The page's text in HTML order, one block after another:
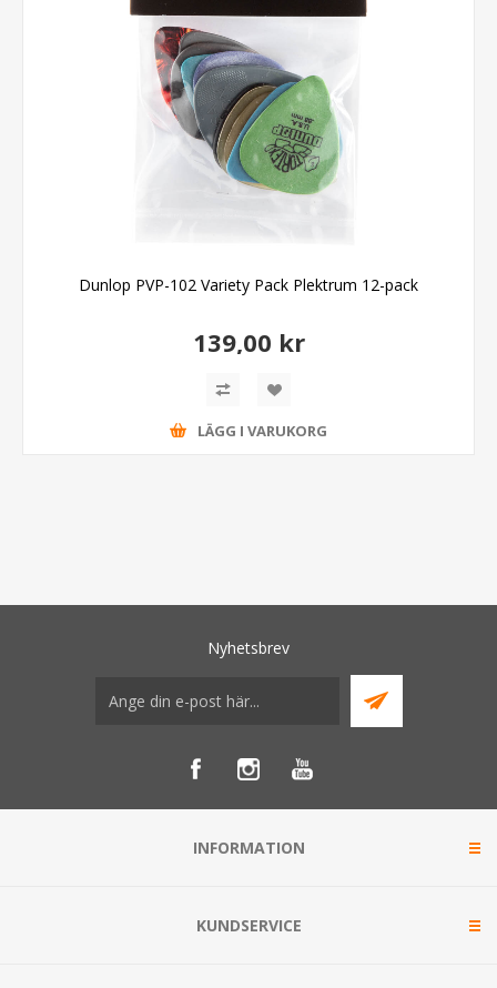
Dunlop PVP-102 Variety Pack Plektrum 12-pack
139,00 kr
LÄGG I VARUKORG
Nyhetsbrev
INFORMATION
KUNDSERVICE